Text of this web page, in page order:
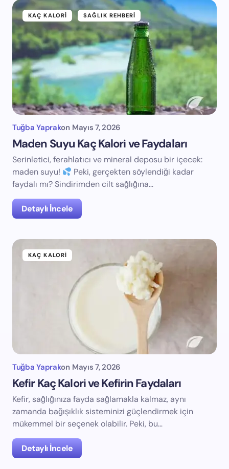
KAÇ KALORI SAĞLIK REHBERI
Tuğba Yaprakon Mayıs 7, 2026
Maden Suyu Kaç Kalori ve Faydaları
Serinletici, ferahlatıcı ve mineral deposu bir içecek:
maden suyu!
Peki, gerçekten söylendiği kadar
faydalı mı? Sindirimden cilt sağlığına…
Detaylı İncele
KAÇ KALORI
Tuğba Yaprakon Mayıs 7, 2026
Kefir Kaç Kalori ve Kefirin Faydaları
Kefir, sağlığınıza fayda sağlamakla kalmaz, aynı
zamanda bağışıklık sisteminizi güçlendirmek için
mükemmel bir seçenek olabilir. Peki, bu…
Detaylı İncele